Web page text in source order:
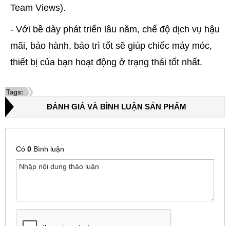
Team Views).
- Với bề dày phát triển lâu năm, chế độ dịch vụ hậu
mãi, bảo hành, bảo trì tốt sẽ giúp chiếc máy móc,
thiết bị của bạn hoạt động ở trạng thái tốt nhất.
Tags:
ĐÁNH GIÁ VÀ BÌNH LUẬN SẢN PHẨM
Có 0 Bình luận